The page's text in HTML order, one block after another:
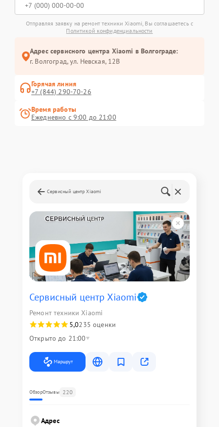
Отправляя заявку на ремонт техники Xiaomi, Вы соглашаетесь с
Политикой конфиденциальности
Адрес сервисного центра Xiaomi в Волгограде:
г. Волгоград, ул. Невская, 12В
Горячая линия
+7 (844) 290-70-26
Время работы
Ежедневно с 9:00 до 21:00
Сервисный центр Xiaomi
Сервисный центр Xiaomi
Ремонт техники Xiaomi
5,0235 оценки
Открыто до 21:00
Маршрут
ОбзорОтзывы 220
Адрес